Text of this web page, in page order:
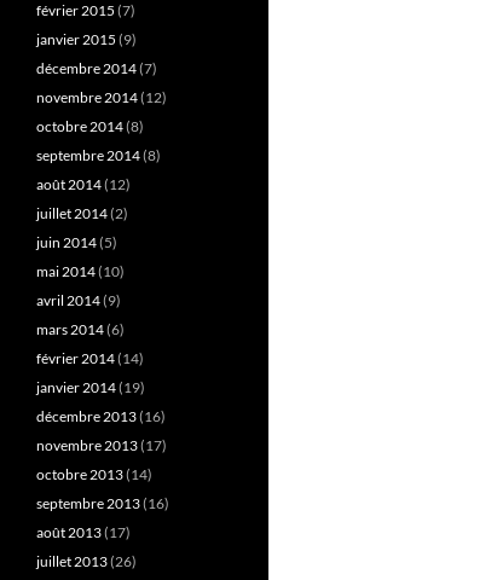
février 2015 (7)
janvier 2015 (9)
décembre 2014(7)
novembre 2014(12)
octobre 2014(8)
septembre 2014(8)
août 2014(12)
juillet 2014(2)
juin 2014(5)
mai 2014(10)
avril 2014(9)
mars 2014(6)
février 2014(14)
janvier 2014(19)
décembre 2013(16)
novembre 2013(17)
octobre 2013(14)
septembre 2013(16)
août 2013(17)
juillet 2013(26)